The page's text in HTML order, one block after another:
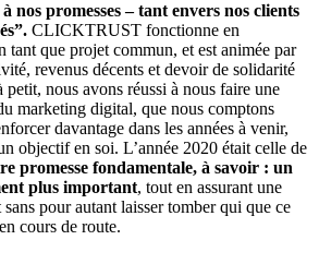
nos promesses – tant envers nos clients
CLICKTRUST fonctionne en
tant que projet commun, et est animée par
revenus décents et devoir de solidarité
petit, nous avons réussi à nous faire une
marketing digital, que nous comptons
davantage dans les années à venir,
objectif en soi. L’année 2020 était celle de
promesse fondamentale, à savoir : un
plus important, tout en assurant une
pour autant laisser tomber qui que ce
cours de route.